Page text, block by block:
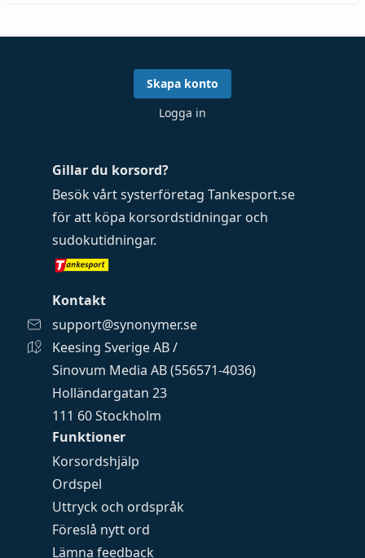
Funktioner
Korsordshjälp
Ordspel
Uttryck och ordspråk
Föreslå nytt ord
Lämna feedback
Gillar du korsord?
Besök vårt systerföretag Tankesport.se
för att köpa korsordstidningar och
sudokutidningar.
Kontakt
support@synonymer.se
Keesing Sverige AB /
Sinovum Media AB (556571-4036)
Holländargatan 23
111 60 Stockholm
Skapa konto
Logga in